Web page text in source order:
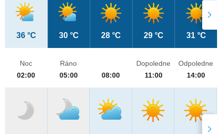
36 °C 30 °C 28 °C 29 °C 31 °C
Noc
02:00
Ráno
05:00
08:00
Dopoledne
11:00
Odpoledne
14:00